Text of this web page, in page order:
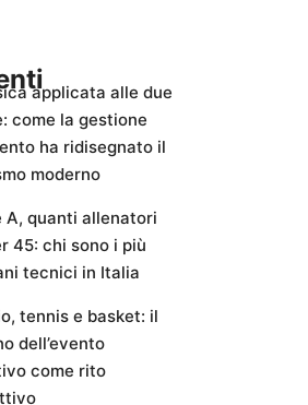
applicata alle due
come la gestione
ha ridisegnato il
moderno
A, quanti allenatori
45: chi sono i più
tecnici in Italia
tennis e basket: il
dell’evento
come rito